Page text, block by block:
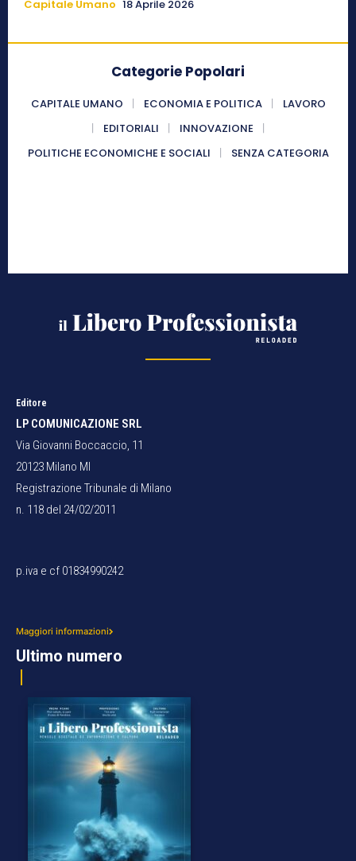
Capitale Umano 18 Aprile 2026
Categorie Popolari
CAPITALE UMANO ECONOMIA E POLITICA
LAVORO
EDITORIALI
INNOVAZIONE
POLITICHE ECONOMICHE E SOCIALI
SENZA CATEGORIA
Editore
LP COMUNICAZIONE SRL
Via Giovanni Boccaccio, 11
20123 Milano MI
Registrazione Tribunale di Milano
n. 118 del 24/02/2011
p.iva e cf 01834990242
Maggiori informazioni
Ultimo numero